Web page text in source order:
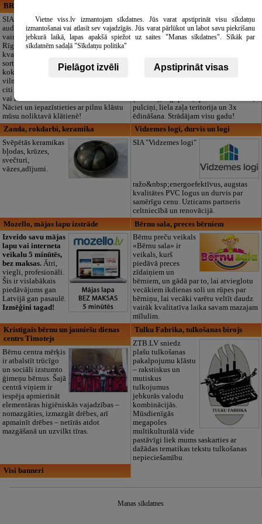
BRISTOLS ES, SIA
SIA "Bristols ES"
audumu outlet un
vairumtirdzniecība
Rīgā. Plašs un
kvalitatīvs tekstila
sortiments:
kokvilna, lins, zīds,
vilna, trikotāža un
citi audumi šūšanai
vai ražošanai.
Nāciet un iepazīstieties ar pilnu klāstu
mūsu noliktavā klātienē!
izglītības iestāde
Pirmsskolas
izglītības iestāde
Pārdaugavā,
Zasulaukā, bērniem
pulciņi, liela zaļa teritorija un 3x
ēdināšana. Strādājam visu gadu!
Zanda, rokdarbi, keramika
Svēpētās keramikas
bļodas, krūzes,
svečturi,
vāzes,adījumi.
Vidzemes logi, durvis un logi
SIA "Vidzemes logi"
ražo&nbsp;energoefektīvus, augstas
kvalitātes PVC logus un durvis par
samērīgu cenu. Uzticams partneris
celtniecībā un renovācijā.
Mozello, mājas lapu izstrāde
Izveido savu mājas
lapu vai interneta
veikalu 5 minūtēs,
bez maksas.Ātri,
viegli, profesionāli.
Šis ir vislabākais
piedāvājums gan
Latvijā gan pasaulē.
Izmēģini tagad!
Bērnu sala, preces bērniem
Bērnu preču veikals
«Bērnu sala» ir
veikals, kurš
piedāvā preces
zīdaiņiem un
bērniem, un gādā par to, lai atvieglotu
vecākiem ikdienas soli un rūpes par
bērniņu, lai vecāki varētu veltīt daudz
vairāk kvalitatīva laika savam mazajam
mīlulim.
Kristīgais bērnu un jauniešu dienas
centrs Timotejs
Bērnu centra mērķis
ir atbalstīt trūcīgo
un sociāli izstumto
ģimeņu bērnus. Šajā
centrā viņiem ir
iespēja apmierināt
elementāras higiēniskās vajadzības –
nomazgāties, izmazgāt drēbes, arī
apmainīt drēbes – netīrās atdot
mazgāšanā un uzvilkt tīras.
Tulku Fabrika, tulkošanas birojs
ZTB.LV sniedz
plašu tulkošanas
pakalpojumu klāstu
– rakstiskus un
mutiskus
tulkojumus
jebkurās valodu
kombinācijās.
Mūsdienīgās
megapoles
multikulturālā vide
pastāvīgi liek mums saskarties ar
dažādas tematikas tekstu tulkošanas
nepieciešamību.
Visi banneri
Vietne viss.lv izmantojam sīkdatnes. Jūs varat apstiprināt visu sīkdatņu
izmantošanai vai atlasīt sev vajadzīgās. Jūs varat pārlūkot un labot savu piekrišanu
jebkurā laikā, lapas apakšā spiežot uz saites "Manas sīkdatnes". Sīkāk par
sīkdatnēm sadaļā "Sīkdatņu politika"
Pielāgot izvēli Apstiprināt visas
Manas sīkdatnes